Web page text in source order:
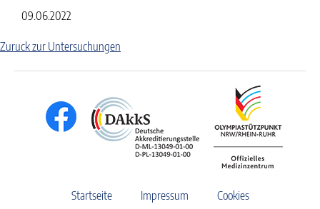
09.06.2022
Zuruck zur Untersuchungen
Startseite Impressum
Cookies